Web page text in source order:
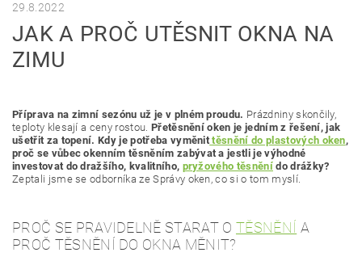
29.8.2022
JAK A PROČ UTĚSNIT OKNA NA
ZIMU
Příprava na zimní sezónu už je v plném proudu. Prázdniny skončily,
teploty klesají a ceny rostou. Přetěsnění oken je jedním z řešení, jak
ušetřit za topení. Kdy je potřeba vyměnit těsnění do plastových oken,
proč se vůbec okenním těsněním zabývat a jestli je výhodné
investovat do dražšího, kvalitního, pryžového těsněnído drážky?
Zeptali jsme se odborníka ze Správy oken, co si o tom myslí.
PROČ SE PRAVIDELNĚ STARAT O TĚSNĚNÍ A
PROČ TĚSNĚNÍ DO OKNA MĚNIT?